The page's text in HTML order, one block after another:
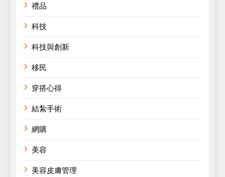
禮品
科技
科技與創新
移民
穿搭心得
結紮手術
網購
美容
美容皮膚管理